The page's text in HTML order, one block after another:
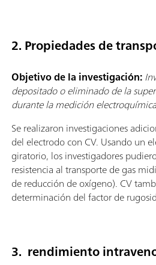
2. Propiedades de
Objetivo de la investigación:
depositado o eliminado de la
durante la medición electroquímica
Se realizaron investigaciones
del electrodo con CV. Usando un
giratorio, los investigadores
resistencia al transporte de gas
de reducción de oxígeno). CV
determinación del factor de
3. rendimiento